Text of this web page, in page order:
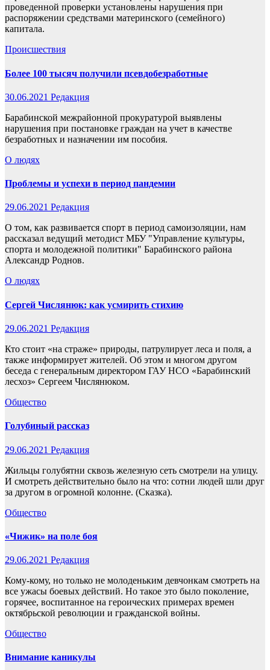
проведенной проверки установлены нарушения при
распоряжении средствами материнского (семейного)
капитала.
Происшествия
Более 100 тысяч получили псевдобезработные
30.06.2021 Редакция
Барабинской межрайонной прокуратурой выявлены
нарушения при постановке граждан на учет в качестве
безработных и назначении им пособия.
О людях
Проблемы и успехи в период пандемии
29.06.2021 Редакция
О том, как развивается спорт в период самоизоляции, нам
рассказал ведущий методист МБУ "Управление культуры,
спорта и молодежной политики" Барабинского района
Александр Роднов.
О людях
Сергей Числянюк: как усмирить стихию
29.06.2021 Редакция
Кто стоит «на страже» природы, патрулирует леса и поля, а
также информирует жителей. Об этом и многом другом
беседа с генеральным директором ГАУ НСО «Барабинский
лесхоз» Сергеем Числянюком.
Общество
Голубиный рассказ
29.06.2021 Редакция
Жильцы голубятни сквозь железную сеть смотрели на улицу.
И смотреть действительно было на что: сотни людей шли друг
за другом в огромной колонне. (Сказка).
Общество
«Чижик» на поле боя
29.06.2021 Редакция
Кому-кому, но только не молоденьким девчонкам смотреть на
все ужасы боевых действий. Но такое это было поколение,
горячее, воспитанное на героических примерах времен
октябрьской революции и гражданской войны.
Общество
Внимание каникулы